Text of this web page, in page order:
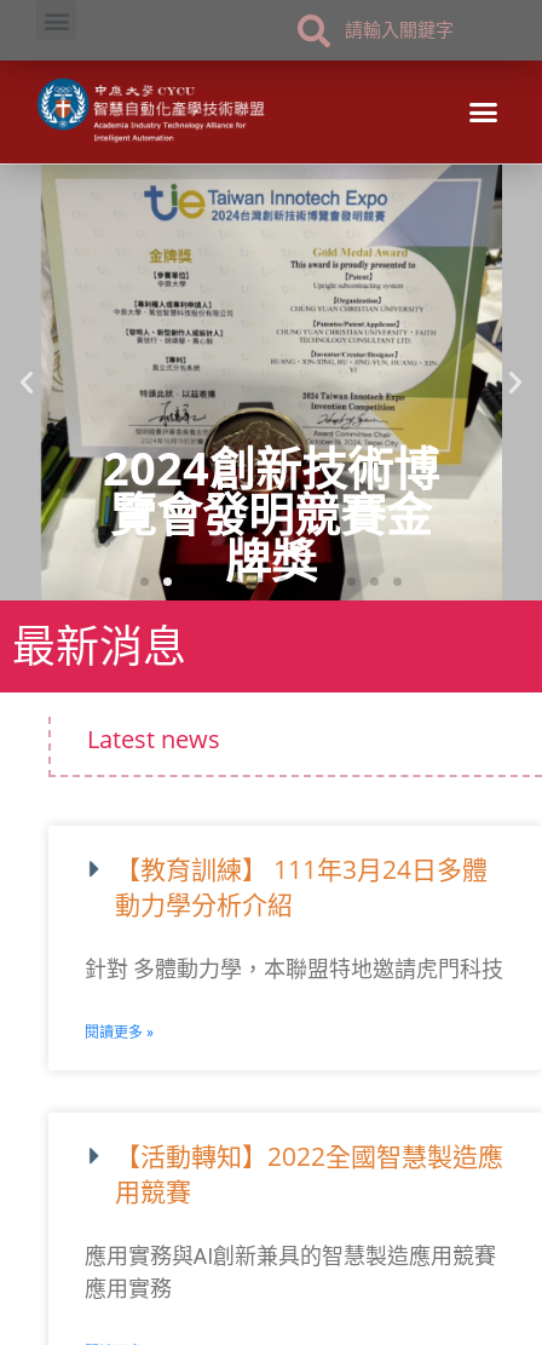
2024創新技術博
覽會發明競賽金
牌獎
最新消息
Latest news
【教育訓練】 111年3月24日多體
動力學分析介紹
針對 多體動力學，本聯盟特地邀請虎門科技
閱讀更多 »
【活動轉知】2022全國智慧製造應
用競賽
應用實務與AI創新兼具的智慧製造應用競賽
應用實務